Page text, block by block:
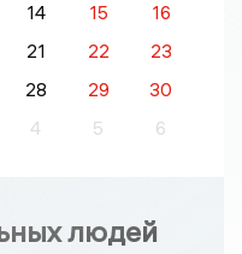
14 15
16
21 22
23
28 29
30
4 5 6
людей